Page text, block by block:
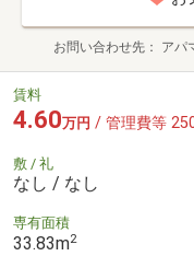
お問い合わせ先 アパ
賃料
4.60万円 / 管理費等
敷 / 礼
なし / なし
専有面積
33.83m2